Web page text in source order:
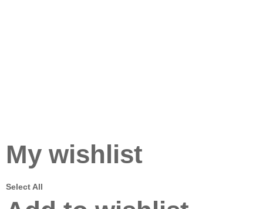
My wishlist
Select All